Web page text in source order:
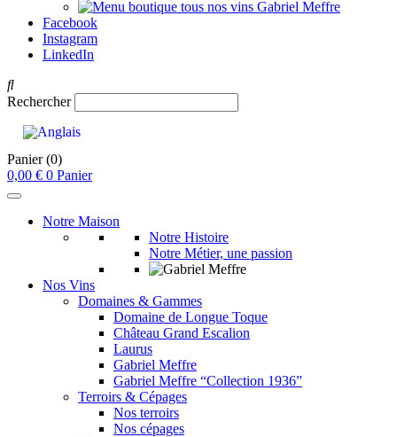
Facebook
Instagram
LinkedIn
Rechercher
Panier (0)
0,00 € 0 Panier
Notre Maison
Notre Histoire
Notre Métier, une passion
Nos Vins
Domaines & Gammes
Domaine de Longue Toque
Château Grand Escalion
Laurus
Gabriel Meffre
Gabriel Meffre “Collection 1936”
Terroirs & Cépages
Nos terroirs
Nos cépages